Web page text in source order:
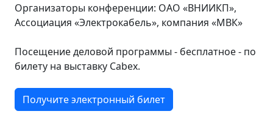
Организаторы конференции: ОАО «ВНИИКП»,
Ассоциация «Электрокабель», компания «МВК»
Посещение деловой программы - бесплатное - по
билету на выставку Cabex.
Получите электронный билет